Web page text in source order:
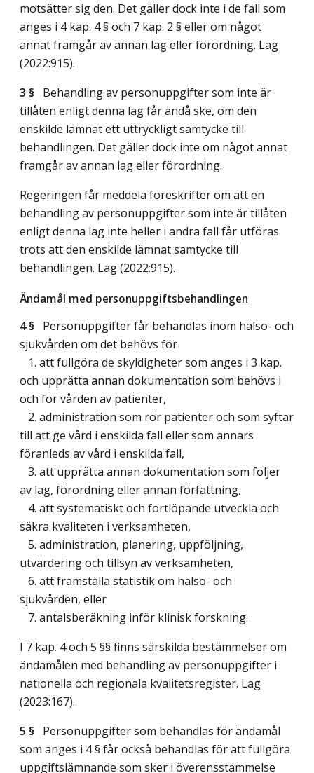
motsätter sig den. Det gäller dock inte i de fall som
anges i 4 kap. 4 § och 7 kap. 2 § eller om något
annat framgår av annan lag eller förordning. Lag
(2022:915).
3 § Behandling av personuppgifter som inte är
tillåten enligt denna lag får ändå ske, om den
enskilde lämnat ett uttryckligt samtycke till
behandlingen. Det gäller dock inte om något annat
framgår av annan lag eller förordning.
Regeringen får meddela föreskrifter om att en
behandling av personuppgifter som inte är tillåten
enligt denna lag inte heller i andra fall får utföras
trots att den enskilde lämnat samtycke till
behandlingen. Lag (2022:915).
Ändamål med personuppgiftsbehandlingen
4 § Personuppgifter får behandlas inom hälso- och
sjukvården om det behövs för
1. att fullgöra de skyldigheter som anges i 3 kap.
och upprätta annan dokumentation som behövs i
och för vården av patienter,
2. administration som rör patienter och som syftar
till att ge vård i enskilda fall eller som annars
föranleds av vård i enskilda fall,
3. att upprätta annan dokumentation som följer
av lag, förordning eller annan författning,
4. att systematiskt och fortlöpande utveckla och
säkra kvaliteten i verksamheten,
5. administration, planering, uppföljning,
utvärdering och tillsyn av verksamheten,
6. att framställa statistik om hälso- och
sjukvården, eller
7. antalsberäkning inför klinisk forskning.
I 7 kap. 4 och 5 §§ finns särskilda bestämmelser om
ändamålen med behandling av personuppgifter i
nationella och regionala kvalitetsregister. Lag
(2023:167).
5 § Personuppgifter som behandlas för ändamål
som anges i 4 § får också behandlas för att fullgöra
uppgiftslämnande som sker i överensstämmelse